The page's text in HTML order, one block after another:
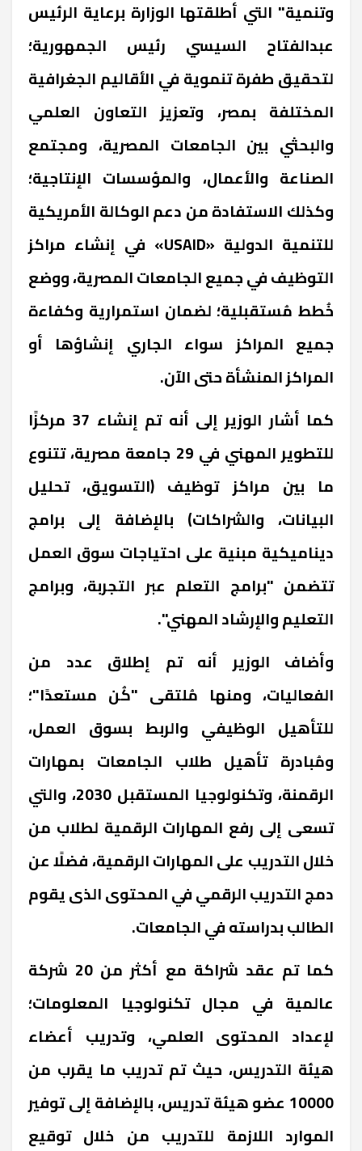
وتنمية" التي أطلقتها الوزارة برعاية الرئيس
عبدالفتاح السيسي رئيس الجمهورية؛
لتحقيق طفرة تنموية في الأقاليم الجغرافية
المختلفة بمصر، وتعزيز التعاون العلمي
والبحثي بين الجامعات المصرية، ومجتمع
الصناعة والأعمال، والمؤسسات الإنتاجية؛
وكذلك الاستفادة من دعم الوكالة الأمريكية
للتنمية الدولية «USAID» في إنشاء مراكز
التوظيف في جميع الجامعات المصرية، ووضع
خُطط مُستقبلية؛ لضمان استمرارية وكفاءة
جميع المراكز سواء الجاري إنشاؤها أو
المراكز المنشأة حتى الآن.
كما أشار الوزير إلى أنه تم إنشاء 37 مركزًا
للتطوير المهني في 29 جامعة مصرية، تتنوع
ما بين مراكز توظيف (التسويق، تحليل
البيانات، والشراكات) بالإضافة إلى برامج
ديناميكية مبنية على احتياجات سوق العمل
تتضمن "برامج التعلم عبر التجربة، وبرامج
التعليم والإرشاد المهني".
وأضاف الوزير أنه تم إطلاق عدد من
الفعاليات، ومنها مُلتقى "كُن مستعدًا"؛
للتأهيل الوظيفي والربط بسوق العمل،
ومُبادرة تأهيل طلاب الجامعات بمهارات
الرقمنة، وتكنولوجيا المستقبل 2030، والتي
تسعى إلى رفع المهارات الرقمية لطلاب من
خلال التدريب على المهارات الرقمية، فضلًا عن
دمج التدريب الرقمي في المحتوى الذى يقوم
الطالب بدراسته في الجامعات.
كما تم عقد شراكة مع أكثر من 20 شركة
عالمية في مجال تكنولوجيا المعلومات؛
لإعداد المحتوى العلمي، وتدريب أعضاء
هيئة التدريس، حيث تم تدريب ما يقرب من
10000 عضو هيئة تدريس، بالإضافة إلى توفير
الموارد اللازمة للتدريب من خلال توقيع